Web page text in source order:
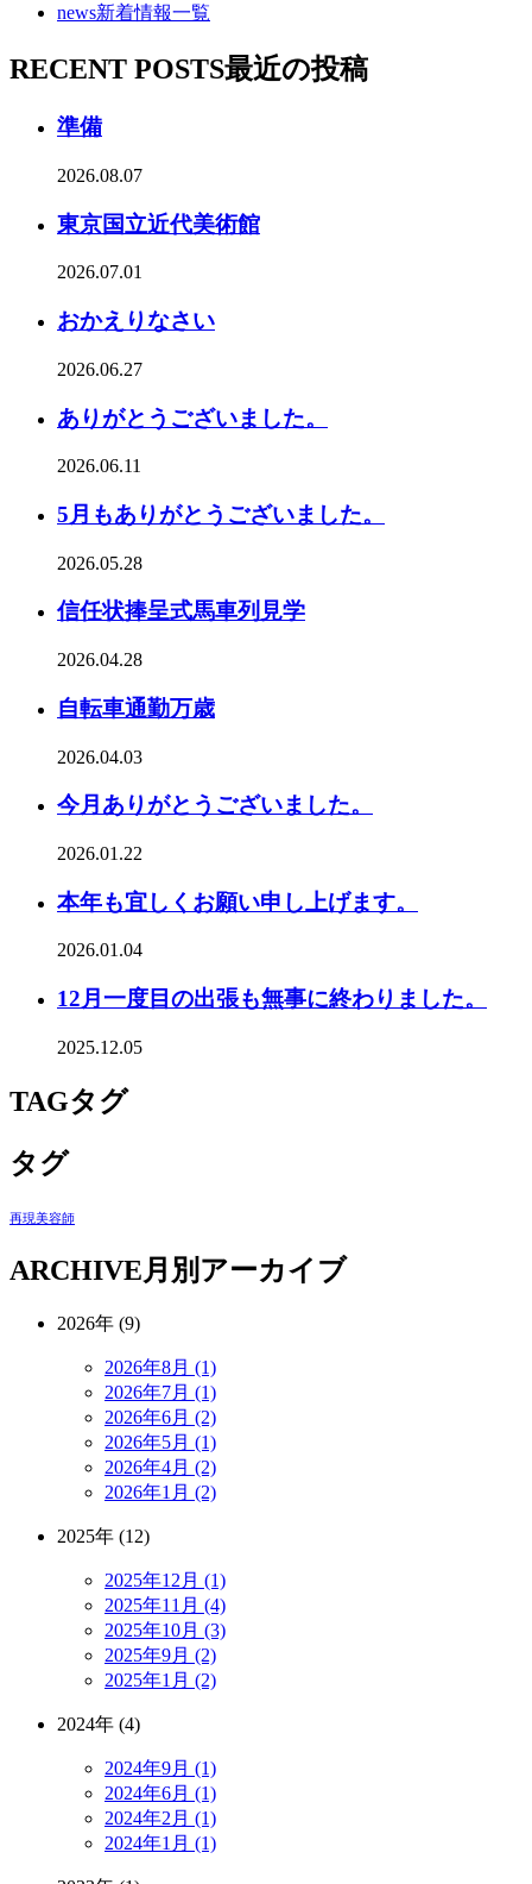
news新着情報一覧
RECENT POSTS最近の投稿
準備
2026.08.07
東京国立近代美術館
2026.07.01
おかえりなさい
2026.06.27
ありがとうございました。
2026.06.11
5月もありがとうございました。
2026.05.28
信任状捧呈式馬車列見学
2026.04.28
自転車通勤万歳
2026.04.03
今月ありがとうございました。
2026.01.22
本年も宜しくお願い申し上げます。
2026.01.04
12月一度目の出張も無事に終わりました。
2025.12.05
TAGタグ
タグ
再現美容師
ARCHIVE月別アーカイブ
2026年 (9)
2026年8月 (1)
2026年7月 (1)
2026年6月 (2)
2026年5月 (1)
2026年4月 (2)
2026年1月 (2)
2025年 (12)
2025年12月 (1)
2025年11月 (4)
2025年10月 (3)
2025年9月 (2)
2025年1月 (2)
2024年 (4)
2024年9月 (1)
2024年6月 (1)
2024年2月 (1)
2024年1月 (1)